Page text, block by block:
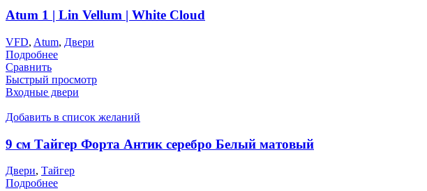
Atum 1 | Lin Vellum | White Cloud
VFD, Atum, Двери
Подробнее
Сравнить
Быстрый просмотр
Входные двери
Добавить в список желаний
9 см Тайгер Форта Антик серебро Белый матовый
Двери, Тайгер
Подробнее